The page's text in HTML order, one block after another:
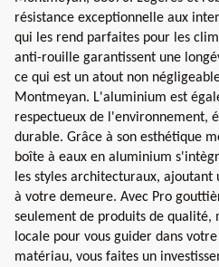
résistance exceptionnelle aux
qui les rend parfaites pour les
anti-rouille garantissent une
ce qui est un atout non
Montmeyan. L'aluminium est
respectueux de l'environnement,
durable. Grâce à son esthétique
boîte à eaux en aluminium
les styles architecturaux,
à votre demeure. Avec Pro
seulement de produits de qualité,
locale pour vous guider dans
matériau, vous faites un